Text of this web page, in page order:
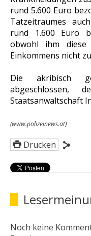
rund 5.600 Euro
Tatzeitraumes
rund 1.600 Euro
obwohl ihm diese
Einkommens nicht
Die akribisch
abgeschlossen,
Staatsanwaltschaft
(www.polizeinews.at)
Drucken
Noch keine